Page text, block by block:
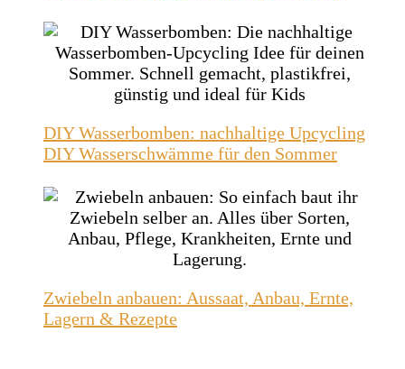
DIY Wasserbomben: nachhaltige Upcycling
DIY Wasserschwämme für den Sommer
Zwiebeln anbauen: Aussaat, Anbau, Ernte,
Lagern & Rezepte